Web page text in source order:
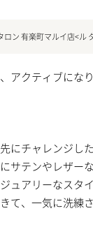
ン 有楽町マルイ店<ル
アクティブになり
にチャレンジし
サテンやレザー
ュアリーなスタ
て、一気に洗練